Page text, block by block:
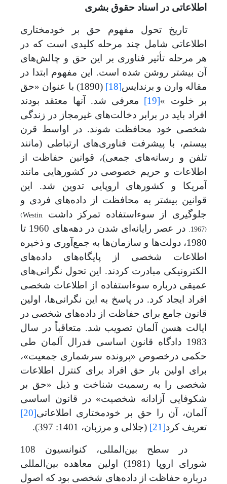
اطلاعاتی در اسناد حقوق بشری
تاریخ تحول مفهوم حق بر خودمختاری
اطلاعاتی شامل چند مرحله کلیدی است که در
هر مرحله تأثیر فناوری بر این حق و چالش‌های
آن بیشتر روشن شده است. این مفهوم ابتدا در
مقاله وارن و برندایس[18]
(1890) با عنوان «حق
بر خلوت »[19] معرفی شد. آنها معتقد بودند
افراد باید در برابر دخالت‌های غیرمجاز در زندگی
شخصی خود محافظت شوند. در اواسط قرن
بیستم، با پیشرفت فناوری‌های ارتباطی (مانند
تلفن و رسانه‌های جمعی)، قوانین حفاظت از
اطلاعات و حریم خصوصی در کشورهایی مانند
آمریکا و کشورهای اروپایی تدوین شد. این
قوانین بیشتر به محافظت از داده‌های فردی و
جلوگیری از سوءاستفاده تمرکز داشت (Westin,
1967)
. در عصر رایانه‌ای شدن در دهه
های 1960 تا
1980، دولت‌ها و سازمان‌ها به جمع‌آوری و ذخیره
اطلاعات شخصی از پایگاههای دادههای
الکترونیکی مبادرت کردند. این تحول نگرانی‌های
عمیقی درباره سوءاستفاده از اطلاعات شخصی
افراد ایجاد کرد. در پاسخ به این نگرانیها، اولین
قانون جامع برای حفاظت از داده‌های شخصی در
ایالت هسن آلمان تصویب شد. متعاقباً در سال
1983 دادگاه قانون اساسی فدرال آلمان طی
حکمی درخصوص «پرونده سرشماری جمعیت»،
برای اولین بار حق افراد برای کنترل اطلاعات
شخصی‌ را به رسمیت شناخت وذیل «حق بر
شکوفایی آزادانه شخصیت» در قانون اساسی
آلمان،
آن را حق بر خودمختاری اطلاعاتی[20]
تعریف کرد[21] (جلالی و مرزبان، 1401: 397).
در سطح بین‌المللی، کنوانسیون 108
شورای اروپا (1981) اولین معاهده بین‌المللی
درباره حفاظت از داده‌های شخصی بود که اصول